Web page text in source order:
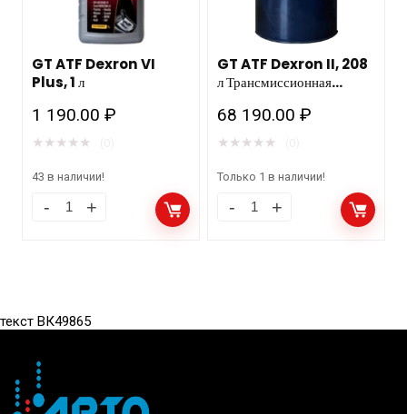
GT ATF Dexron VI
Plus, 1 л
1 190.00₽
★ ★ ★ ★ ★
43 в наличии!
GT ATF Dexron II, 208
л Трансмиссионная
68 190.00₽
★ ★ ★ ★ ★
Только 1 в наличии!
текст ВК49865